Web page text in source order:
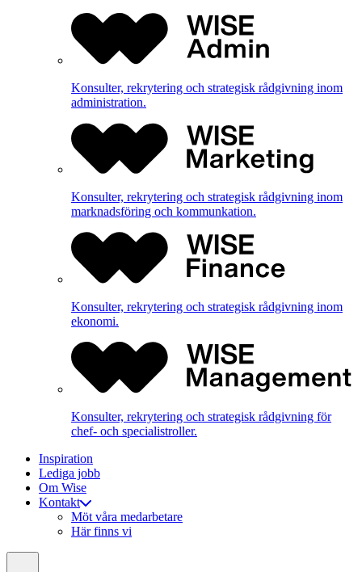
Konsulter, rekrytering och strategisk rådgivning inom
administration.
Konsulter, rekrytering och strategisk rådgivning inom
marknadsföring och kommunkation.
Konsulter, rekrytering och strategisk rådgivning inom
ekonomi.
Konsulter, rekrytering och strategisk rådgivning för
chef- och specialistroller.
Inspiration
Lediga jobb
Om Wise
Kontakt
Möt våra medarbetare
Här finns vi